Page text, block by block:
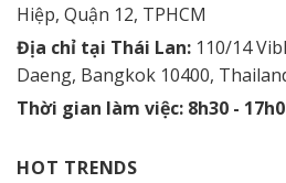
Hiệp, Quận 12, TPHCM
Địa chỉ tại Thái Lan: 110/14
Daeng, Bangkok 10400,
Thời gian làm việc: 8h30 -
HOT TRENDS